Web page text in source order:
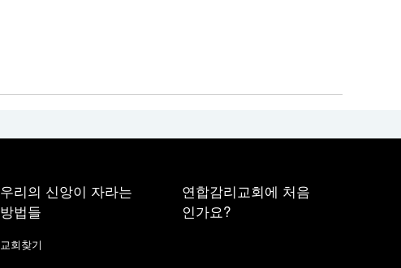
우리의 신앙이 자라는
방법들
교회찾기
연합감리교회에 처음
인가요?